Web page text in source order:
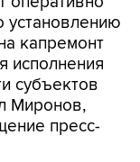
капремонт
исполнения
субъектов
Миронов,
пресс-